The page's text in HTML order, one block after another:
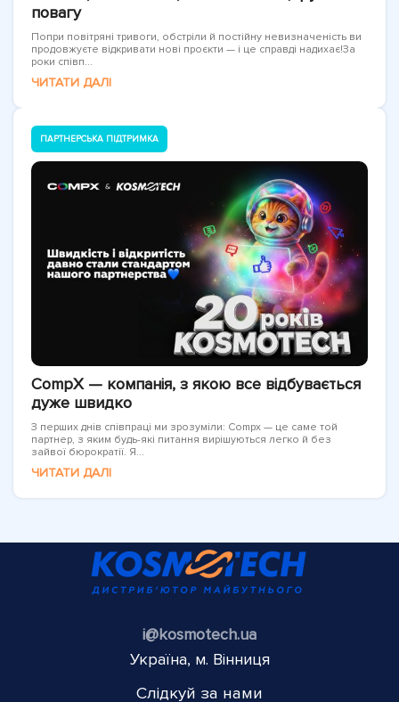
повагу
Попри повітряні тривоги, обстріли й постійну невизначеність ви
продовжуєте відкривати нові проєкти — і це справді надихає!За
роки співп...
ЧИТАТИ ДАЛІ
ПАРТНЕРСЬКА ПІДТРИМКА
CompX — компанія, з якою все відбувається
дуже швидко
З перших днів співпраці ми зрозуміли: Compx — це саме той
партнер, з яким будь-які питання вирішуються легко й без
зайвої бюрократії. Я...
ЧИТАТИ ДАЛІ
i@kosmotech.ua
Україна, м. Вінниця
Слідкуй за нами